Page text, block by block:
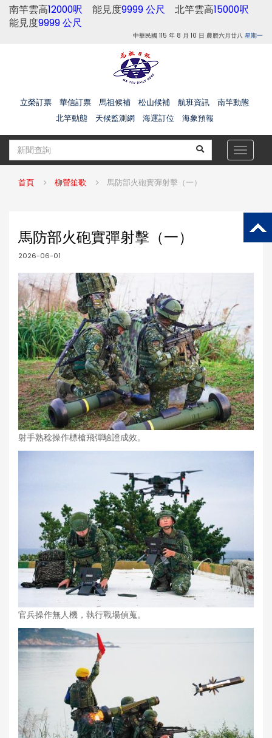
南竿雲高12000呎 能見度9999 公尺 北竿雲高15000呎
能見度9999 公尺
中華民國 115 年 8 月 10 日 農曆六月廿八 星期一
立榮訂票 華信訂票 馬祖候補 松山候補 航班資訊
南竿動態
北竿動態
天候監測網 海運訂位 海象預報
Toggle
首頁 柳營笙歌 馬防部火砲實彈射擊（一）
馬防部火砲實彈射擊（一）
2026-06-01
射手熟稔操作標槍飛彈驗證成效。
官兵操作無人機，執行戰場偵蒐。